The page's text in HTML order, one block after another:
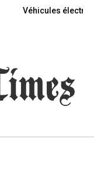
Véhicules